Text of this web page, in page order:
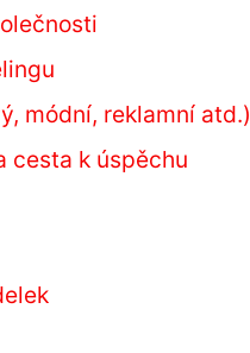
módní, reklamní atd.)
cesta k úspěchu